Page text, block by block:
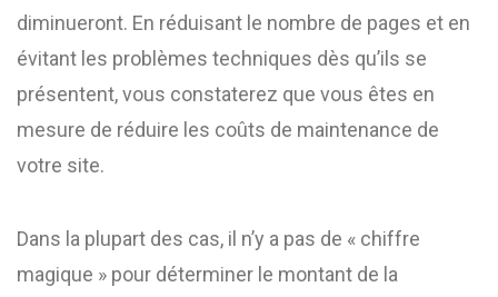
diminueront. En réduisant le nombre de pages et en
évitant les problèmes techniques dès qu’ils se
présentent, vous constaterez que vous êtes en
mesure de réduire les coûts de maintenance de
votre site.
Dans la plupart des cas, il n’y a pas de « chiffre
magique » pour déterminer le montant de la